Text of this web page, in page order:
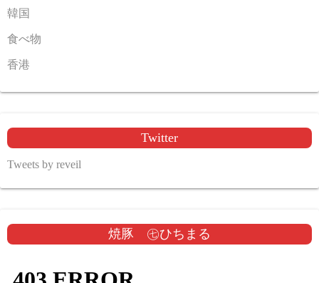
韓国
食べ物
香港
Twitter
Tweets by reveil
焼豚 ㊆ひちまる